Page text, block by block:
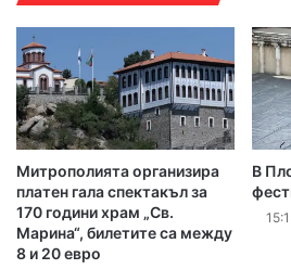
Митрополията организира
платен гала спектакъл за
170 години храм „Св.
Марина“, билетите са между
8 и 20 евро
В